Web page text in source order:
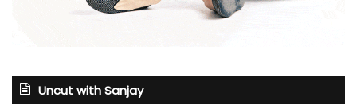
Uncut with Sanjay